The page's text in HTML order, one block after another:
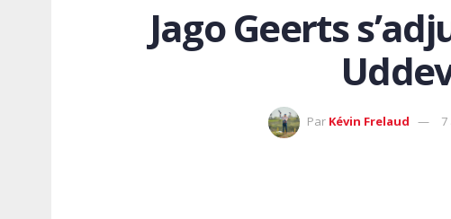
Jago Geerts
Par Kévin Frelaud 7